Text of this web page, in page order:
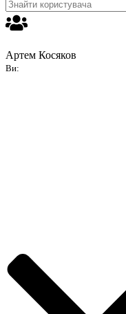
Артем Косяков
Ви: